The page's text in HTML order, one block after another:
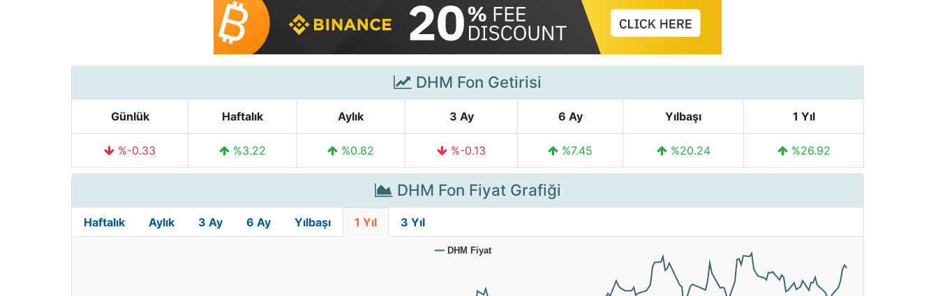
DHM Fon Getirisi
Günlük Haftalık Aylık 3 Ay 6 Ay Yılbaşı 1 Yıl
%-0.33 %3.22 %0.82 %-0.13 %7.45 %20.24 %26.92
DHM Fon Fiyat Grafiği
Haftalık Aylık 3 Ay 6 Ay Yılbaşı 1 Yıl 3 Yıl